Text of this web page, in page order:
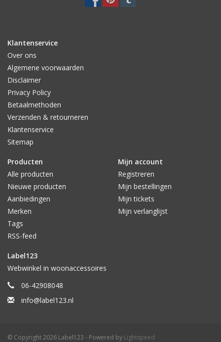
Klantenservice
Over ons
Algemene voorwaarden
Disclaimer
Privacy Policy
Betaalmethoden
Verzenden & retourneren
Klantenservice
Sitemap
Producten
Alle producten
Nieuwe producten
Aanbiedingen
Merken
Tags
RSS-feed
Mijn account
Registreren
Mijn bestellingen
Mijn tickets
Mijn verlanglijst
Label123
Webwinkel in woonaccessoires
06-42908048
info@label123.nl
© Copyright 2026 Label123 - Powered by Lightspeed